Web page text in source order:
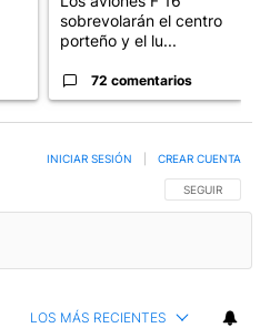
sobrevolarán el centro
porteño y el lu...
72 comentarios
SIGA ESTA
SEGUIR
INICIAR SESIÓN CREAR CUENTA
LOS MÁS RECIENTES